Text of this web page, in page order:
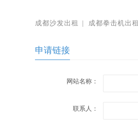
成都沙发出租 成都拳击机出租
申请链接
网站名称：
联系人：